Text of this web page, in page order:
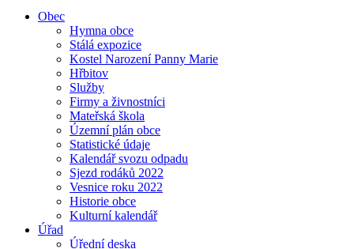
Obec
Hymna obce
Stálá expozice
Kostel Narození Panny Marie
Hřbitov
Služby
Firmy a živnostníci
Mateřská škola
Územní plán obce
Statistické údaje
Kalendář svozu odpadu
Sjezd rodáků 2022
Vesnice roku 2022
Historie obce
Kulturní kalendář
Úřad
Úřední deska